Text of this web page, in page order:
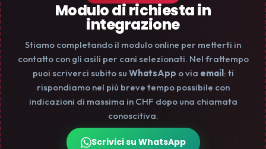
Modulo di richiesta in
integrazione
Stiamo completando il modulo online per metterti in
contatto con gli asili per cani selezionati. Nel frattempo
puoi scriverci subito su WhatsApp o via email: ti
rispondiamo nel più breve tempo possibile con
indicazioni di massima in CHF dopo una chiamata
conoscitiva.
Scrivici su WhatsApp